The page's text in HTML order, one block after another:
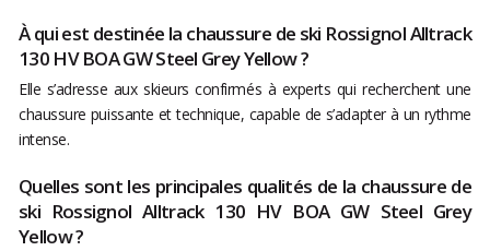
À qui est destinée la chaussure de ski Rossignol Alltrack
130 HV BOA GW Steel Grey Yellow ?
Elle s’adresse aux skieurs confirmés à experts qui recherchent une
chaussure puissante et technique, capable de s’adapter à un rythme
intense.
Quelles sont les principales qualités de la chaussure de
ski Rossignol Alltrack 130 HV BOA GW Steel Grey
Yellow ?